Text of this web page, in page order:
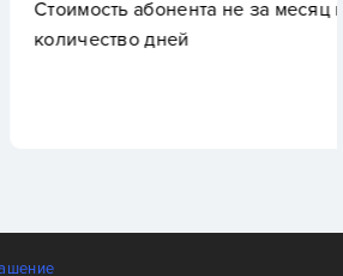
абонента не за месяц в целом, а за
дней